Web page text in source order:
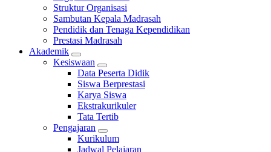
Struktur Organisasi
Sambutan Kepala Madrasah
Pendidik dan Tenaga Kependidikan
Prestasi Madrasah
Akademik
Kesiswaan
Data Peserta Didik
Siswa Berprestasi
Karya Siswa
Ekstrakurikuler
Tata Tertib
Pengajaran
Kurikulum
Jadwal Pelajaran